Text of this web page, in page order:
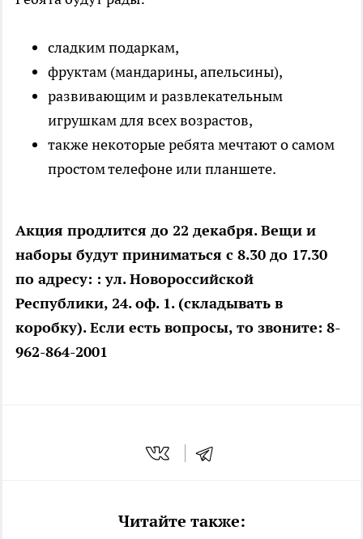
сладким подаркам,
фруктам (мандарины, апельсины),
развивающим и развлекательным
игрушкам для всех возрастов,
также некоторые ребята мечтают о самом
простом телефоне или планшете.
Акция продлится до 22 декабря. Вещи и
наборы будут приниматься с 8.30 до 17.30
по адресу: : ул. Новороссийской
Республики, 24. оф. 1. (складывать в
коробку). Если есть вопросы, то звоните: 8-
962-864-2001
Читайте также: